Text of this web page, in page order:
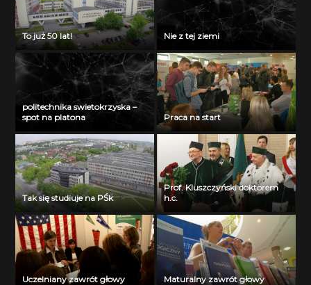
To już 50 lat! Nie z tej ziemi
politechnika swietokrzyska –
spot na platona
Praca na start
Tak się studiuje na PŚk
Prof. Kluszczyński doktorem
h.c.
Uczelniany zawrót głowy Maturalny zawrót głowy